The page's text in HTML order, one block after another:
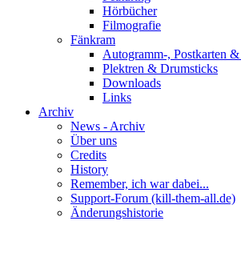
Hörbücher
Filmografie
Fänkram
Autogramm-, Postkarten
Plektren & Drumsticks
Downloads
Links
Archiv
News - Archiv
Über uns
Credits
History
Remember, ich war dabei...
Support-Forum (kill-them-all.de)
Änderungshistorie